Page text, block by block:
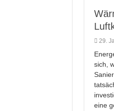
29.
sich,
eine